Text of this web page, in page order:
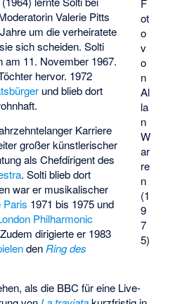
F
ot
o
v
o
n
Al
la
n
W
ar
re
n
(1
9
7
5)
Valerie Pitts
um die verheiratete
sich scheiden. Solti
am 11. November 1967.
hervor. 1972
und blieb dort
Karriere
großer künstlerischer
als Chefdirigent des
. Solti blieb dort
war er musikalischer
Paris 1971 bis 1975 und
Philharmonic
dirigierte er 1983
den Ring des
als die BBC für eine Live-